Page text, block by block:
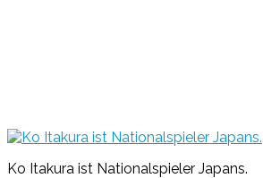
Ko Itakura ist Nationalspieler Japans.